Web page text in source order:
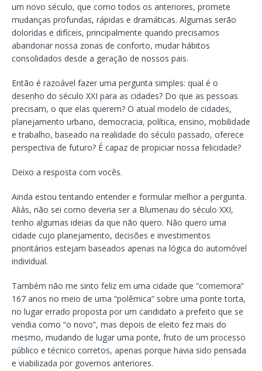
um novo século, que como todos os anteriores, promete
mudanças profundas, rápidas e dramáticas. Algumas serão
doloridas e difíceis, principalmente quando precisamos
abandonar nossa zonas de conforto, mudar hábitos
consolidados desde a geração de nossos pais.
Então é razoável fazer uma pergunta simples: qual é o
desenho do século XXI para as cidades? Do que as pessoas
precisam, o que elas querem? O atual modelo de cidades,
planejamento urbano, democracia, política, ensino, mobilidade
e trabalho, baseado na realidade do século passado, oferece
perspectiva de futuro? É capaz de propiciar nossa felicidade?
Deixo a resposta com vocês.
Ainda estou tentando entender e formular melhor a pergunta.
Aliás, não sei como deveria ser a Blumenau do século XXI,
tenho algumas ideias da que não quero. Não quero uma
cidade cujo planejamento, decisões e investimentos
prioritários estejam baseados apenas na lógica do automóvel
individual.
Também não me sinto feliz em uma cidade que “comemora”
167 anos no meio de uma “polêmica” sobre uma ponte torta,
no lugar errado proposta por um candidato a prefeito que se
vendia como “o novo”, mas depois de eleito fez mais do
mesmo, mudando de lugar uma ponte, fruto de um processo
público e técnico corretos, apenas porque havia sido pensada
e viabilizada por governos anteriores.